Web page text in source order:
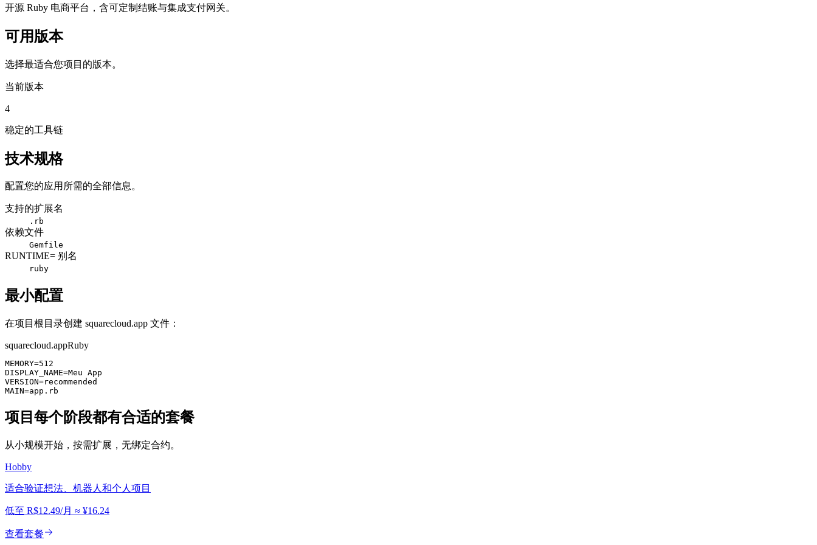
开源 Ruby 电商平台，含可定制结账与集成支付网关。
可用版本
选择最适合您项目的版本。
当前版本
4
稳定的工具链
技术规格
配置您的应用所需的全部信息。
支持的扩展名
.rb
依赖文件
Gemfile
RUNTIME= 别名
ruby
最小配置
在项目根目录创建 squarecloud.app 文件：
squarecloud.appRuby
MEMORY=512
DISPLAY_NAME=Meu App
VERSION=recommended
MAIN=app.rb
项目每个阶段都有合适的套餐
从小规模开始，按需扩展，无绑定合约。
Hobby
适合验证想法、机器人和个人项目
低至 R$12.49/月 ≈ ¥16.24
查看套餐